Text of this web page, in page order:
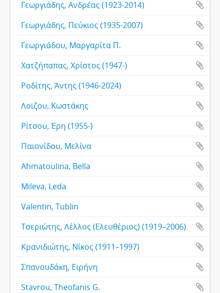
Γεωργιάδης, Ανδρέας (1923-2014)
Γεωργιάδης, Πεύκιος (1935-2007)
Γεωργιάδου, Μαργαρίτα Π.
Χατζήπαπας, Χρίστος (1947-)
Ροδίτης, Άντης (1946-2024)
Λοϊζου, Κωστάκης
Ρίτσου, Έρη (1955-)
Παιονίδου, Μελίνα
Ahmatoulina, Bella
Mileva, Leda
Valentin, Tublin
Τσεριώτης, Λέλλος (Ελευθέριος) (1919–2006)
Κρανιδιώτης, Νίκος (1911–1997)
Σπανουδάκη, Ειρήνη
Stavrou, Theofanis G.